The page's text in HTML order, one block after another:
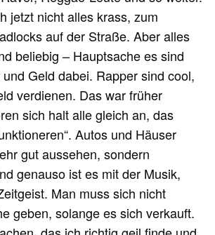
jetzt nicht alles krass, zum
auf der Straße. Aber alles
beliebig – Hauptsache es sind
Geld dabei. Rapper sind cool,
verdienen. Das war früher
sich halt alle gleich an, das
Autos und Häuser
gut aussehen, sondern
genauso ist es mit der Musik,
Man muss sich nicht
geben, solange es sich verkauft.